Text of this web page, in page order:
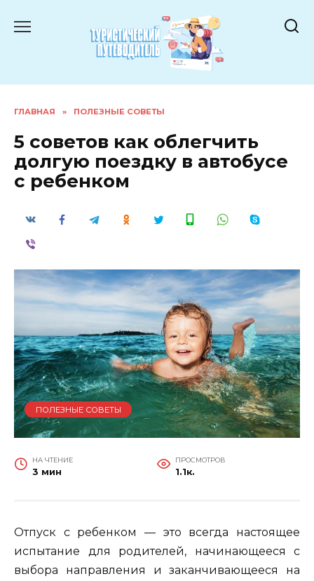
ГЛАВНАЯ » ПОЛЕЗНЫЕ СОВЕТЫ
5 советов как облегчить
долгую поездку в автобусе
с ребенком
ПОЛЕЗНЫЕ СОВЕТЫ
НА ЧТЕНИЕ
3 мин
ПРОСМОТРОВ
1.1к.
Отпуск с ребенком — это всегда настоящее
испытание для родителей, начинающееся с
выбора направления и заканчивающееся на